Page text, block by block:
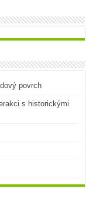
povrch
s historickými